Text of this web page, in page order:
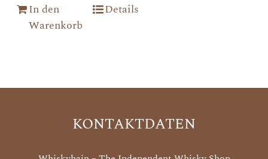
In den
Warenkorb
Details
KONTAKTDATEN